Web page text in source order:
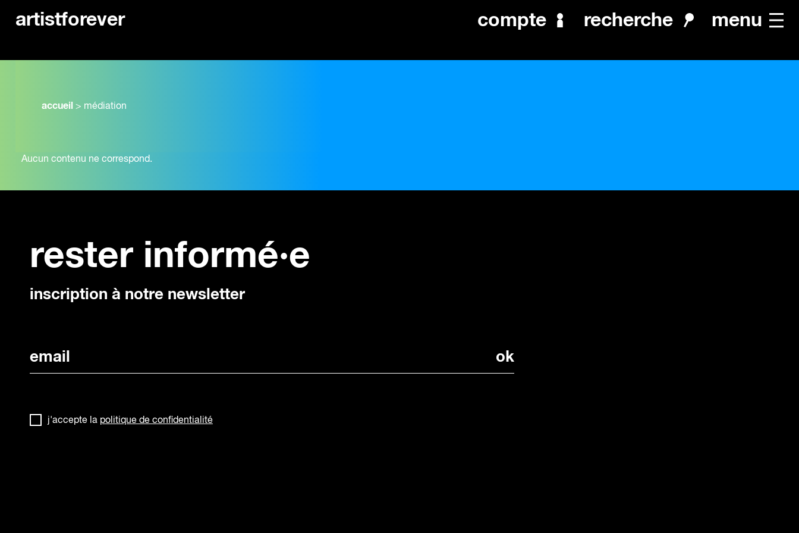
artistforever compte recherche menu
accueil > médiation
Aucun contenu ne correspond.
rester informé·e
inscription à notre newsletter
j'accepte la politique de confidentialité